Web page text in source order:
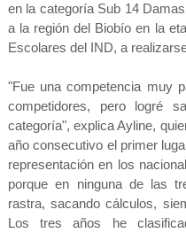
en la categoría Sub 14
a la región del Biobío en la
Escolares del IND, a
"Fue una competencia muy
competidores, pero logré
categoría", explica Ayline,
año consecutivo el primer
representación en los
porque en ninguna de las
rastra, sacando cálculos,
Los tres años he